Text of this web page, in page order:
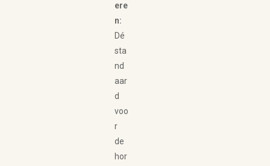
ere
n:
Dé
sta
nd
aar
d
voo
r
de
hor